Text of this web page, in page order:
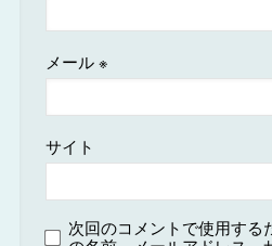
メール※
サイト
次回のコメントで使用する